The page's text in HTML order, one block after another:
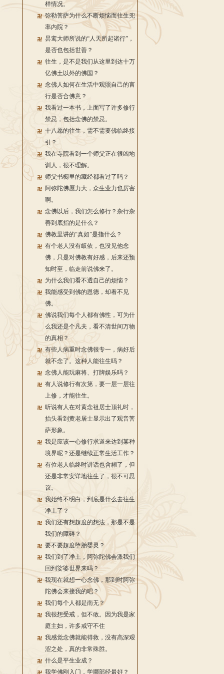
样情况。
弥勒菩萨为什么不断烦恼而往生兜
率内院？
昙鸾大师所说的“人天所起诸行”，
是否也包括世善？
往生，是不是我们从这里到达十万
亿佛土以外的佛国？
念佛人如何在生活中观照自己的言
行是否合佛意？
我看过一本书，上面写了许多修行
禁忌，包括念佛的禁忌。
十八愿的往生，需不需要佛临终接
引？
我在寺院看到一个师父正在很凶地
训人，很不理解。
师父书橱里的藏经都看过了吗？
阿弥陀佛愿力大，众生业力也厉害
啊。
念佛以后，我们怎么修行？杂行杂
善到底指的是什么？
佛教里讲的“真如”是指什么？
有个老人没有皈依，也没见他念
佛，只是对佛教有好感，后来还预
知时至，临走前说佛来了。
为什么我们看不透自己的烦恼？
我能感受到佛的恩德，却看不见
佛。
佛说我们每个人都有佛性，可为什
么我还是个凡夫，看不清世间万物
的真相？
有些人病重时念佛很专一，病好后
就不念了。这种人能往生吗？
念佛人能玩麻将、打牌娱乐吗？
有人说修行有次第，要一层一层往
上修，才能往生。
听说有人在对黄念祖居士顶礼时，
抬头看到黄老居士显示出了观音菩
萨形象。
我是应该一心修行求道来达到某种
境界呢？还是继续正常生活工作？
有位老人临终时讲话也含糊了，但
还是非常安详地往生了，很不可思
议。
我始终不明白，到底是什么去往生
净土了？
我们还有想超度的想法，那是不是
我们的障碍？
要不要超度堕胎婴灵？
我们到了净土，阿弥陀佛会派我们
回到娑婆世界来吗？
我现在就想一心念佛，那到时阿弥
陀佛会来接我的吧？
我们每个人都是南无？
我很想受戒，但不敢。因为我是家
庭主妇，许多戒守不住
我感觉念佛就能得救，没有高深艰
涩之处，真的非常殊胜。
什么是平生业成？
我学佛刚入门，学哪部经最好？